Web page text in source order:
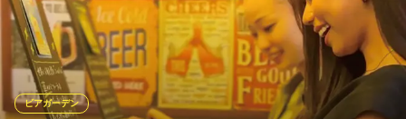
都営大江戸線門前仲町駅 徒歩1分
東京都江東区門前仲町2-10-1 赤札堂3F屋上
徹底した4つの管理（サーバー・鮮度・グラス洗浄・ガス圧）をク
リアした最高品質のビールをご提供！飲食店限定の「白穂乃果」
をはじめ、オリオンやSORACHI、マスターズドリームなど全19種
類の多彩な銘柄を樽替わりでお楽しみいただけます。こだわりの
極上の一杯を、自慢の料理と共にぜひご堪能ください！
ビアガーデン